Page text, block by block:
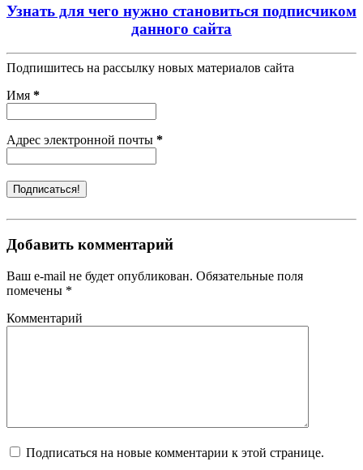
Узнать для чего нужно становиться подписчиком
данного сайта
Подпишитесь на рассылку новых материалов сайта
Имя *
Адрес электронной почты *
Добавить комментарий
Ваш e-mail не будет опубликован. Обязательные поля
помечены *
Комментарий
Подписаться на новые комментарии к этой странице.